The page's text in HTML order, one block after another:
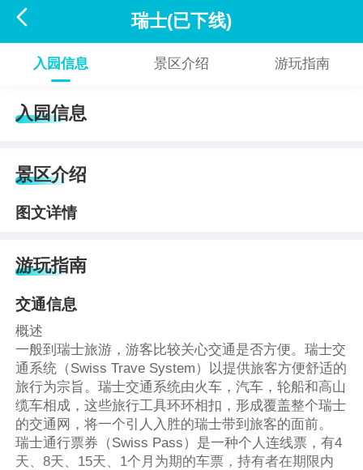
 瑞士(已下线)
入园信息 景区介绍 游玩指南
入园信息
景区介绍
图文详情
游玩指南
交通信息
概述
一般到瑞士旅游，游客比较关心交通是否方便。瑞士交
通系统（Swiss Trave System）以提供旅客方便舒适的
旅行为宗旨。瑞士交通系统由火车，汽车，轮船和高山
缆车相成，这些旅行工具环环相扣，形成覆盖整个瑞士
的交通网，将一个引人入胜的瑞士带到旅客的面前。
瑞士通行票券（Swiss Pass）是一种个人连线票，有4
天、8天、15天、1个月为期的车票，持有者在期限内